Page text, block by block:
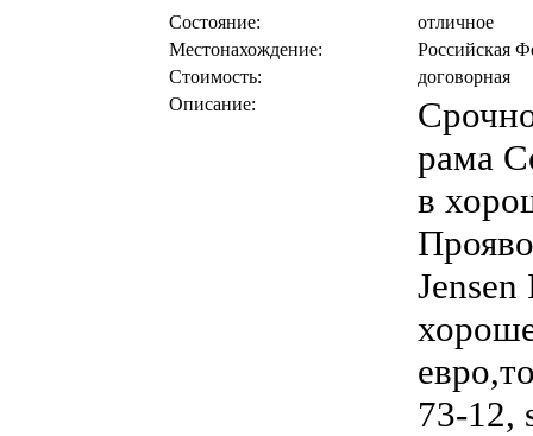
Состояние:
отличное
Местонахождение:
Российская
Стоимость:
договорная
Описание:
рама
в
Jensen
73-12,